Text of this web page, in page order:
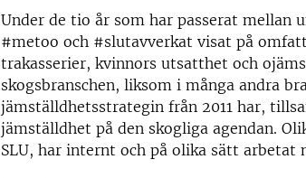
Under de tio år som har passerat mellan
#metoo och #slutavverkat visat på
trakasserier, kvinnors utsatthet och
skogsbranschen, liksom i många andra
jämställdhetsstrategin från 2011 har,
jämställdhet på den skogliga agendan.
SLU, har internt och på olika sätt arbetat